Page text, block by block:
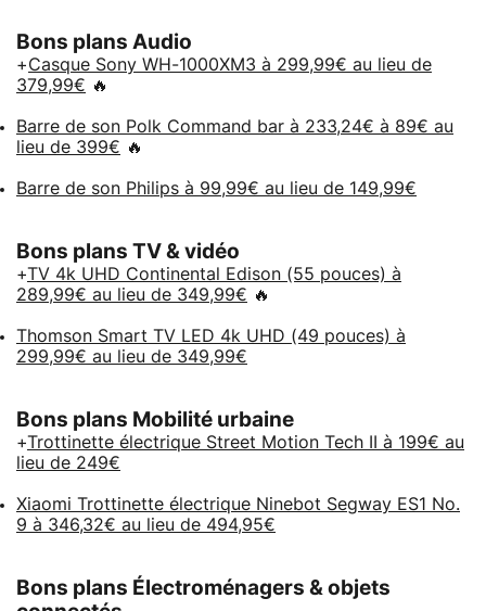
Bons plans Audio
+Casque Sony WH-1000XM3 à 299,99€ au lieu de
379,99€ 🔥
Barre de son Polk Command bar à 233,24€ à 89€ au
lieu de 399€ 🔥
Barre de son Philips à 99,99€ au lieu de 149,99€
Bons plans TV & vidéo
+TV 4k UHD Continental Edison (55 pouces) à
289,99€ au lieu de 349,99€ 🔥
Thomson Smart TV LED 4k UHD (49 pouces) à
299,99€ au lieu de 349,99€
Bons plans Mobilité urbaine
+Trottinette électrique Street Motion Tech II à 199€ au
lieu de 249€
Xiaomi Trottinette électrique Ninebot Segway ES1 No.
9 à 346,32€ au lieu de 494,95€
Bons plans Électroménagers & objets